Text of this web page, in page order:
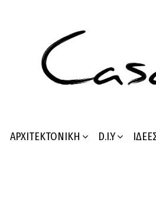
ΑΡΧΙΤΕΚΤΟΝΙΚΉ D.I.Y